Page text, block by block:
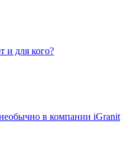
и для кого?
в компании iGranit